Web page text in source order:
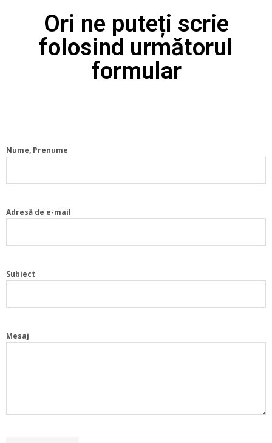
Ori ne puteți scrie
folosind următorul
formular
Nume, Prenume
Adresă de e-mail
Subiect
Mesaj